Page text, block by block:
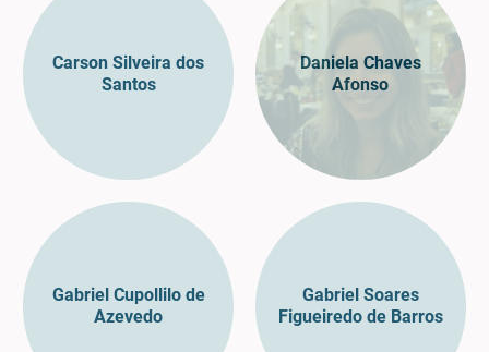
Carson Silveira dos
Santos
Daniela Chaves
Afonso
Gabriel Cupollilo de
Azevedo
Gabriel Soares
Figueiredo de Barros